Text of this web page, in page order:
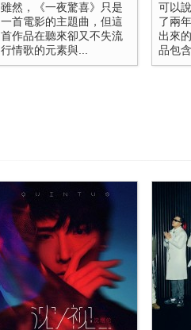
雖然，《一夜驚喜》只是
一首電影的主題曲，但這
首作品在聽來卻又不失流
行情歌的元素與...
可以
了兩
出來
品包